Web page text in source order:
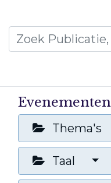
Evenementen
Thema's
Taal